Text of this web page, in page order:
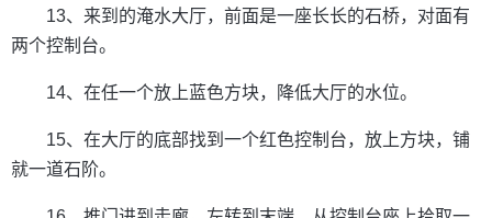
13、来到的淹水大厅，前面是一座长长的石桥，对面有
两个控制台。
14、在任一个放上蓝色方块，降低大厅的水位。
15、在大厅的底部找到一个红色控制台，放上方块，铺
就一道石阶。